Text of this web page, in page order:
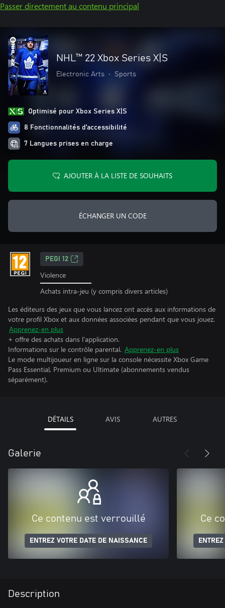
Passer directement au contenu principal
NHL™ 22 Xbox Series X|S
Electronic Arts • Sports
Optimisé pour Xbox Series X|S
8 Fonctionnalités d’accessibilité
7 Langues prises en charge
AJOUTER À LA LISTE DE SOUHAITS
ÉCHANGER UN CODE
PEGI 12
Violence
Achats intra-jeu (y compris divers articles)
Les éditeurs des jeux que vous lancez ont accès aux informations de
votre profil Xbox et aux données associées pendant que vous jouez.
Apprenez-en plus
+ offre des achats dans l'application.
Informations sur le contrôle parental. Apprenez-en plus
Le mode multijoueur en ligne sur la console nécessite Xbox Game
Pass Essential, Premium ou Ultimate (abonnements vendus
séparément).
DÉTAILS AVIS AUTRES
Galerie
Ce contenu est verrouillé
ENTREZ VOTRE DATE DE NAISSANCE
Ce
Description